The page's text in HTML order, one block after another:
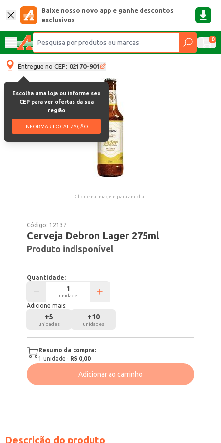
Baixe nosso novo app e ganhe descontos
exclusivos
0
Entregue no CEP: 02170-901
Escolha uma loja ou informe seu
CEP para ver ofertas da sua
região
INFORMAR LOCALIZAÇÃO
Clique na imagem para ampliar.
Código: 12137
Cerveja Debron Lager 275ml
Produto indisponível
Quantidade:
unidade
Adicione mais:
+5
unidades
+10
unidades
Resumo da compra:
1 unidade · R$ 0,00
Adicionar ao carrinho
Descrição do produto